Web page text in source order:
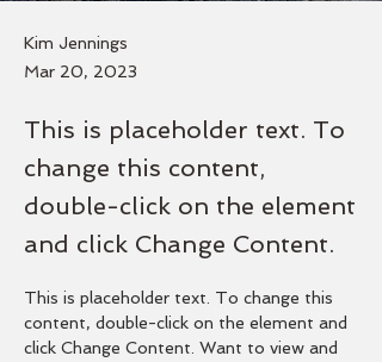
Kim Jennings
Mar 20, 2023
This is placeholder text. To
change this content,
double-click on the element
and click Change Content.
This is placeholder text. To change this
content, double-click on the element and
click Change Content. Want to view and